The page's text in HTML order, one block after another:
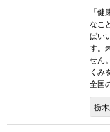
「
なこ
ばい
す。
せん
くみ
全国
栃